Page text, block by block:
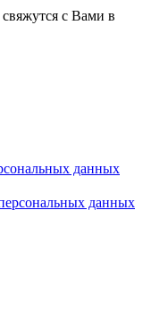
свяжутся с Вами в
данных
данных